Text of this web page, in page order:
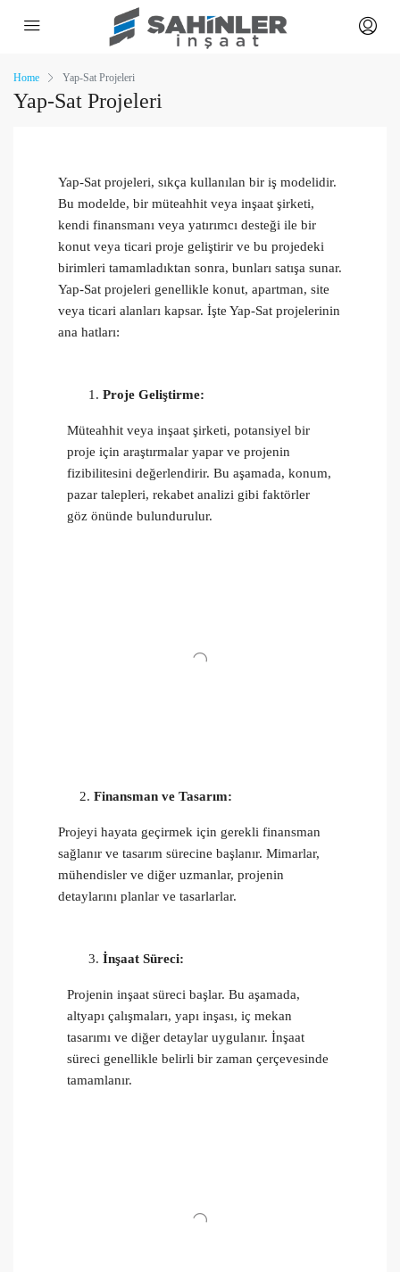
Home Yap-Sat Projeleri
Yap-Sat Projeleri
Yap-Sat projeleri, sıkça kullanılan bir iş modelidir.
Bu modelde, bir müteahhit veya inşaat şirketi,
kendi finansmanı veya yatırımcı desteği ile bir
konut veya ticari proje geliştirir ve bu projedeki
birimleri tamamladıktan sonra, bunları satışa sunar.
Yap-Sat projeleri genellikle konut, apartman, site
veya ticari alanları kapsar. İşte Yap-Sat projelerinin
ana hatları:
Proje Geliştirme:
Müteahhit veya inşaat şirketi, potansiyel bir
proje için araştırmalar yapar ve projenin
fizibilitesini değerlendirir. Bu aşamada, konum,
pazar talepleri, rekabet analizi gibi faktörler
göz önünde bulundurulur.
Finansman ve Tasarım:
Projeyi hayata geçirmek için gerekli finansman
sağlanır ve tasarım sürecine başlanır. Mimarlar,
mühendisler ve diğer uzmanlar, projenin
detaylarını planlar ve tasarlarlar.
İnşaat Süreci:
Projenin inşaat süreci başlar. Bu aşamada,
altyapı çalışmaları, yapı inşası, iç mekan
tasarımı ve diğer detaylar uygulanır. İnşaat
süreci genellikle belirli bir zaman çerçevesinde
tamamlanır.